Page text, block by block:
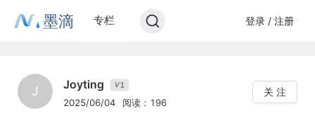
墨滴 专栏 登录 / 注册
J Joyting V1
2025/06/04 阅读：196
关 注